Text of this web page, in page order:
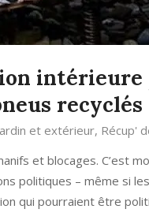
recyclés
et extérieur, Récup'
et blocages. C’est
politiques – même si
qui pourraient être